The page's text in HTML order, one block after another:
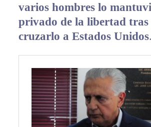
varios hombres lo
privado de la libertad tras
cruzarlo a Estados Unidos.